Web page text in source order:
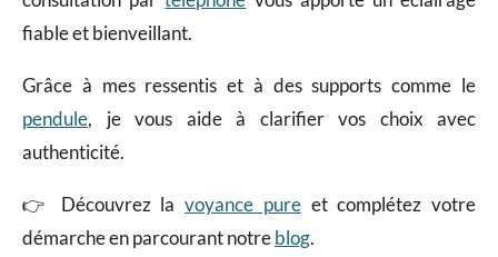
fiable et bienveillant.
Grâce à mes ressentis et à des supports comme le
pendule, je vous aide à clarifier vos choix avec
authenticité.
👉 Découvrez la voyance pureet complétez votre
démarche en parcourant notre blog.